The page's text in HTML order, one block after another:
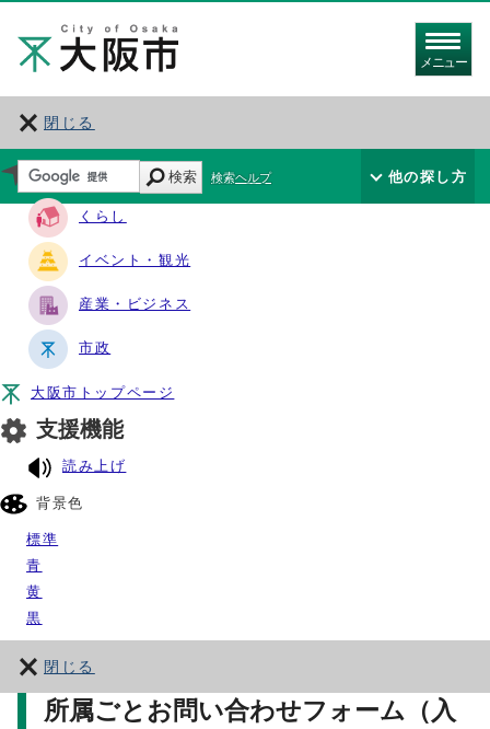
メニュー
閉じる
サイト・ナビ
くらし
イベント・観光
産業・ビジネス
市政
大阪市トップページ
支援機能
読み上げ
背景色
標準
青
黄
黒
閉じる
検索 検索ヘルプ 他の探し方
所属ごとお問い合わせフォーム（入